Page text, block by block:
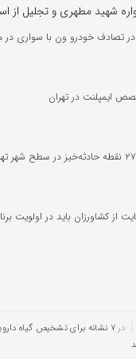
شهید مطهری و تجلیل از
ایمپلنت در تهران
از کشاورزان باید در اولویت
در
۷ نشانه برای تشخیص گیاه